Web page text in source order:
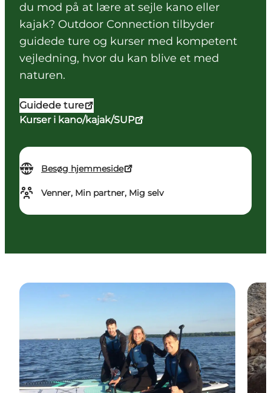
du mod på at lære at sejle kano eller
kajak? Outdoor Connection tilbyder
guidede ture og kurser med kompetent
vejledning, hvor du kan blive et med
naturen.
Guidede ture
Kurser i kano/kajak/SUP
Besøg hjemmeside
Venner, Min partner, Mig selv